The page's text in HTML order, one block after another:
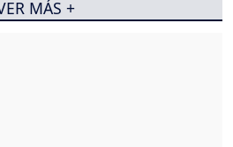
MÁS +